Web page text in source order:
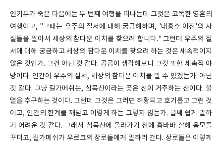
엔키두가 죽은 다음에는 두 번째 여행을 떠나는데 그것은 고독한 영혼의
여행이고, "그때는 우주의 질서에 대해 궁금해하며, '대홍수 이전'의 사
실들을 알아서 세상의 참다운 이치를 찾으려 합니다." 그런데 우주의 질
서에 대해 궁금하고 세상의 참다운 이치를 찾으려 하는 것은 세속적이지
않은 것인가. 그건 아닌 것 같다. 곰곰이 생각해보니 그것 또한 세속적 야
망이다. 인간이 우주의 질서, 세상의 참다운 이치를 알 수 있겠는가. 아닌
것 같다. 그냥 길가메쉬는, 삼목산이라는 곳은 신이 거주하는 산이다. 불
멸을 추구하는 것이다. 그런데 그것은 그러면 허황되고 호기롭고 그런 것
이고, 인간의 한계를 깨닫고 이렇게 하는 그렇지 않는가. 글쎄 쉽게 말하
기 어려운 것 같다. 그래서 삼목산에 올라가기 전에 훔바바 살해 음모를
꾸미고, 길가메쉬가 우르크의 장로들에게 말하러 간다. 장로들은 이렇게